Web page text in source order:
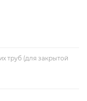
труб (для закрытой